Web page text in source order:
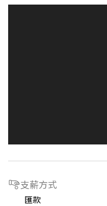
支薪方式
匯款